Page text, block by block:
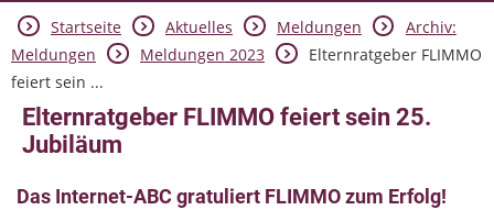
Startseite Aktuelles Meldungen
Archiv:
Meldungen
Meldungen 2023
Elternratgeber FLIMMO
feiert sein ...
Elternratgeber FLIMMO feiert sein 25.
Jubiläum
Das Internet-ABC gratuliert FLIMMO zum Erfolg!